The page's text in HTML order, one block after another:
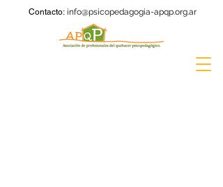
Contacto: info@psicopedagogia-apqp.org.ar